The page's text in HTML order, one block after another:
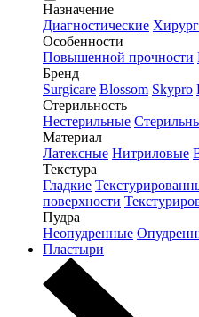
Назначение
Диагностические
Особенности
Повышенной прочности
Бренд
Surgicare Blossom Skypro
Стерильность
Нестерильные
Материал
Латексные Нитриловые
Текстура
Гладкие
поверхности
Пудра
Неопудренные
Пластыри